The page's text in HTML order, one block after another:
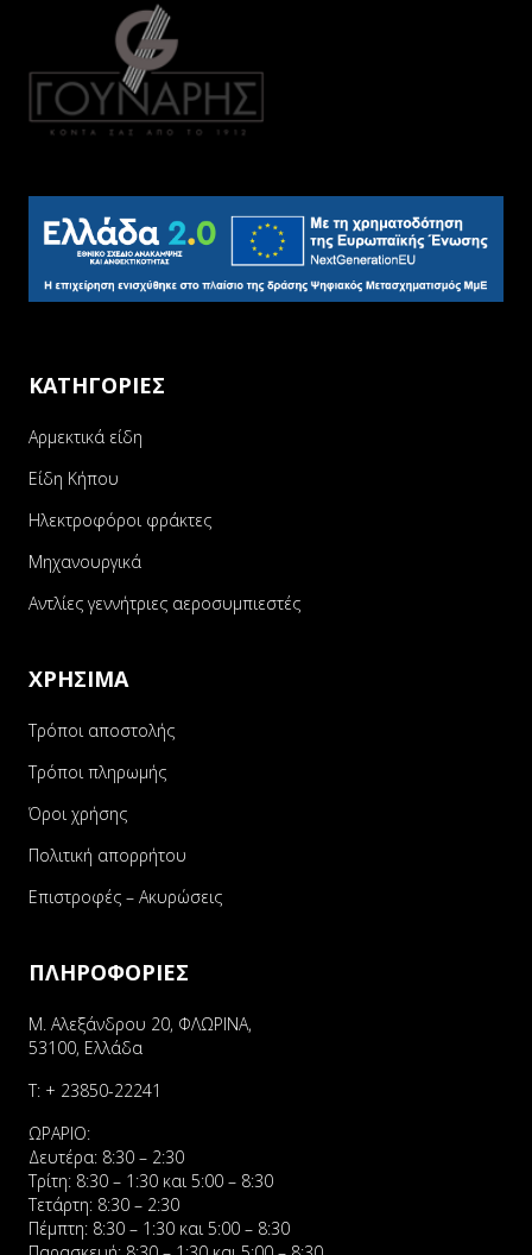
ΚΑΤΗΓΟΡΙΕΣ
Αρμεκτικά είδη
Είδη Κήπου
Ηλεκτροφόροι φράκτες
Μηχανουργικά
Αντλίες γεννήτριες αεροσυμπιεστές
ΧΡΗΣΙΜΑ
Τρόποι αποστολής
Τρόποι πληρωμής
Όροι χρήσης
Πολιτική απορρήτου
Επιστροφές – Ακυρώσεις
ΠΛΗΡΟΦΟΡΙΕΣ
Μ. Αλεξάνδρου 20, ΦΛΩΡΙΝΑ,
53100, Ελλάδα
Τ: + 23850-22241
ΩΡΑΡΙΟ:
Δευτέρα: 8:30 – 2:30
Τρίτη: 8:30 – 1:30 και 5:00 – 8:30
Τετάρτη: 8:30 – 2:30
Πέμπτη: 8:30 – 1:30 και 5:00 – 8:30